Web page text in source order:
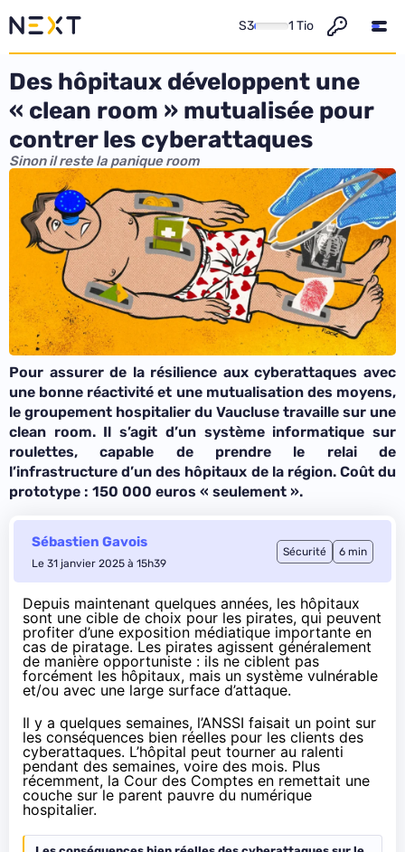
S3 1 Tio
Des hôpitaux développent une
« clean room » mutualisée pour
contrer les cyberattaques
Sinon il reste la panique room
Pour assurer de la résilience aux cyberattaques avec
une bonne réactivité et une mutualisation des moyens,
le groupement hospitalier du Vaucluse travaille sur une
clean room. Il s’agit d’un système informatique sur
roulettes, capable de prendre le relai de
l’infrastructure d’un des hôpitaux de la région. Coût du
prototype : 150 000 euros « seulement ».
Sébastien Gavois
Le 31 janvier 2025 à 15h39
Sécurité 6 min
Depuis maintenant quelques années, les hôpitaux
sont une cible de choix pour les pirates, qui peuvent
profiter d’une exposition médiatique importante en
cas de piratage. Les pirates agissent généralement
de manière opportuniste : ils ne ciblent pas
forcément les hôpitaux, mais un système vulnérable
et/ou avec une large surface d’attaque.
Il y a quelques semaines, l’ANSSI faisait un point sur
les conséquences bien réelles pour les clients des
cyberattaques. L’hôpital peut tourner au ralenti
pendant des semaines, voire des mois. Plus
récemment, la Cour des Comptes en remettait une
couche sur le parent pauvre du numérique
hospitalier.